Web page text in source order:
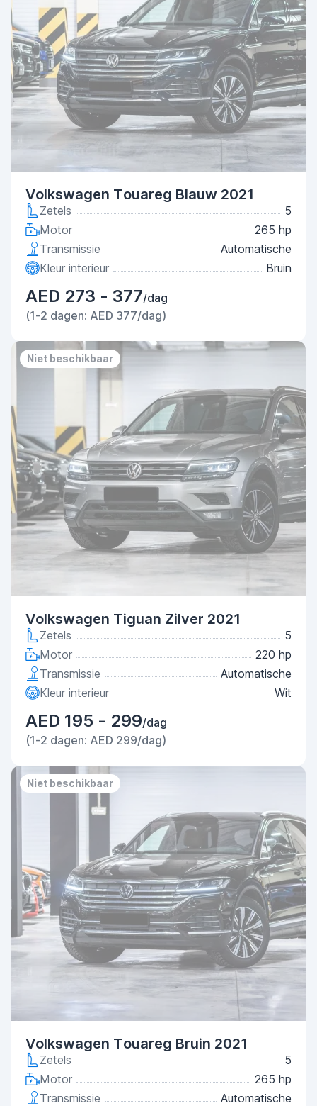
Volkswagen Touareg Blauw 2021
Zetels
5
Motor
265 hp
Transmissie
Automatische
Kleur interieur
Bruin
AED 273 - 377/dag
(1-2 dagen: AED 377/dag)
Niet beschikbaar
Volkswagen Tiguan Zilver 2021
Zetels
5
Motor
220 hp
Transmissie
Automatische
Kleur interieur
Wit
AED 195 - 299/dag
(1-2 dagen: AED 299/dag)
Niet beschikbaar
Volkswagen Touareg Bruin 2021
Zetels
5
Motor
265 hp
Transmissie
Automatische